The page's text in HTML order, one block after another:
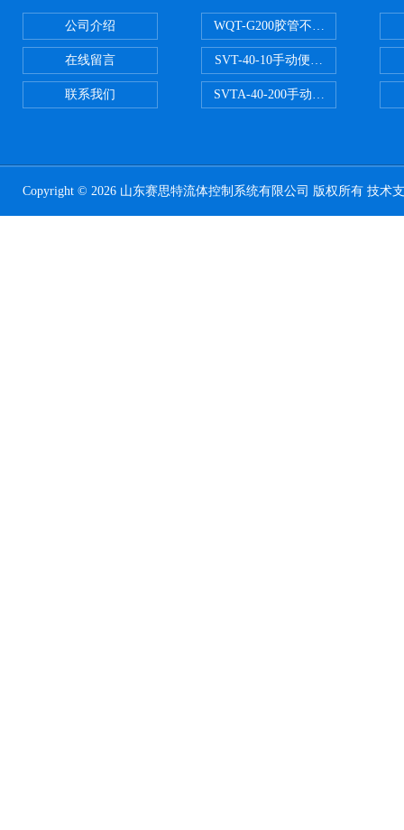
公司介绍
在线留言
联系我们
WQT-G200胶管不锈钢管水压气
SVT-40-10手动便携式安全阀校验
SVTA-40-200手动数显表控制安全
Copyright © 2026 山东赛思特流体控制系统有限公司 版权所有 技术